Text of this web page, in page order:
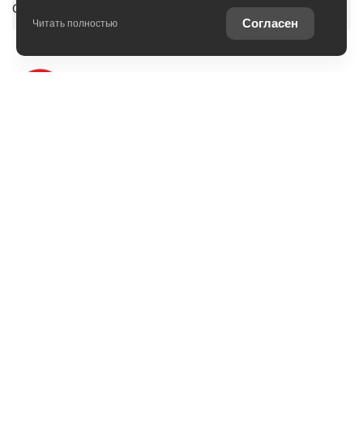
Служба клиентской поддержки
Читать полностью Согласен